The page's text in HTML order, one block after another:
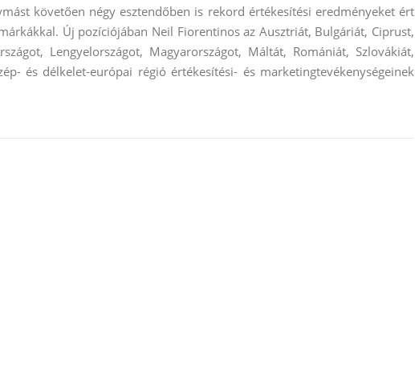
követően négy esztendőben is rekord értékesítési eredményeket ért
Új pozíciójában Neil Fiorentinos az Ausztriát, Bulgáriát, Ciprust,
Lengyelországot, Magyarországot, Máltát, Romániát, Szlovákiát,
és délkelet-európai régió értékesítési- és marketingtevékenységeinek